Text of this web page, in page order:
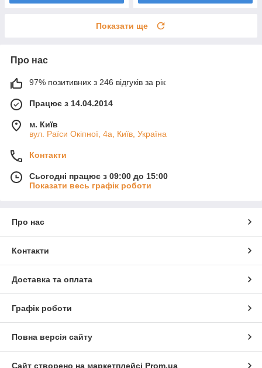
Показати ще
Про нас
97% позитивних з 246 відгуків за рік
Працює з 14.04.2014
м. Київ
вул. Раїси Окіпної, 4а, Київ, Україна
Контакти
Сьогодні працює з 09:00 до 15:00
Показати весь графік роботи
Про нас
Контакти
Доставка та оплата
Графік роботи
Повна версія сайту
Сайт створено на маркетплейсі Prom.ua